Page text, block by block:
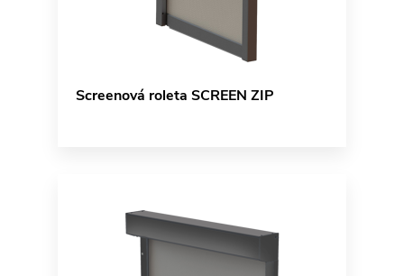
Screenová roleta SCREEN ZIP